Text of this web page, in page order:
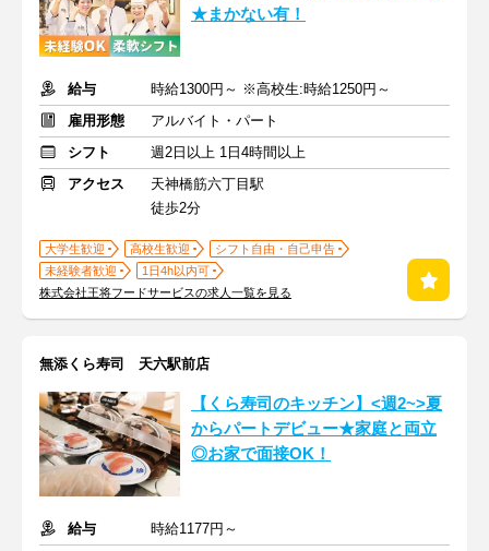
★まかない有！
給与
時給1300円～ ※高校生:時給1250円～
雇用形態
アルバイト・パート
シフト
週2日以上 1日4時間以上
アクセス
天神橋筋六丁目駅
徒歩2分
大学生歓迎 高校生歓迎
シフト自由・自己申告
未経験者歓迎
1日4h以内可
株式会社王将フードサービスの求人一覧を見る
無添くら寿司 天六駅前店
【くら寿司のキッチン】<週2~>夏
からパートデビュー★家庭と両立
◎お家で面接OK！
給与
時給1177円～